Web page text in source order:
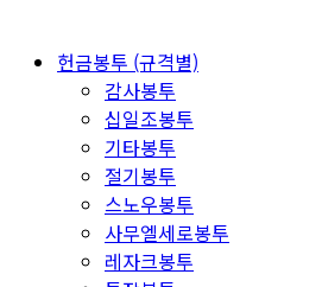
헌금봉투 (규격별)
감사봉투
십일조봉투
기타봉투
절기봉투
스노우봉투
사무엘세로봉투
레자크봉투